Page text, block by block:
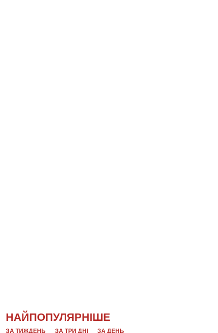
НАЙПОПУЛЯРНІШЕ
ЗА ТИЖДЕНЬ ЗА ТРИ ДНІ ЗА ДЕНЬ